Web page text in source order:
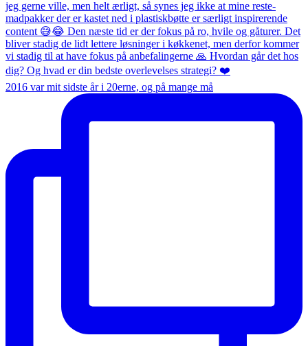
2016 var mit sidste år i 20erne, og på mange må